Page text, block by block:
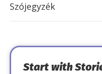
Szójegyzék
Start with